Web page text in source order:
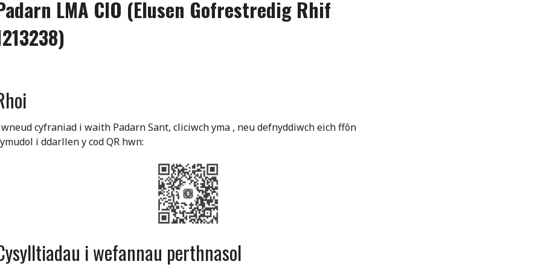
LMA CIO (Elusen Gofrestredig Rhif
cyfraniad i waith Padarn Sant, cliciwch yma , neu defnyddiwch eich ffôn
i ddarllen y cod QR hwn:
i wefannau perthnasol